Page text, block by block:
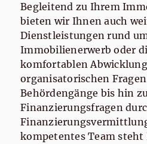
Begleitend zu Ihrem
bieten wir Ihnen auch
Dienstleistungen rund
Immobilienerwerb oder
komfortablen
organisatorischen
Behördengänge bis hin
Finanzierungsfragen
kompetentes Team